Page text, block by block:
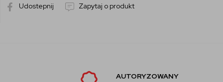
Udostepnij Zapytaj o produkt
AUTORYZOWANY